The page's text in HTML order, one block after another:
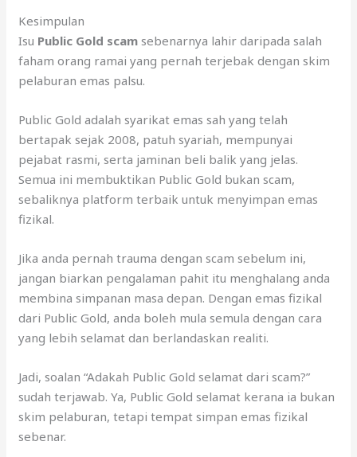
Kesimpulan
Isu Public Gold scam sebenarnya lahir daripada salah
faham orang ramai yang pernah terjebak dengan skim
pelaburan emas palsu.
Public Gold adalah syarikat emas sah yang telah
bertapak sejak 2008, patuh syariah, mempunyai
pejabat rasmi, serta jaminan beli balik yang jelas.
Semua ini membuktikan Public Gold bukan scam,
sebaliknya platform terbaik untuk menyimpan emas
fizikal.
Jika anda pernah trauma dengan scam sebelum ini,
jangan biarkan pengalaman pahit itu menghalang anda
membina simpanan masa depan. Dengan emas fizikal
dari Public Gold, anda boleh mula semula dengan cara
yang lebih selamat dan berlandaskan realiti.
Jadi, soalan “Adakah Public Gold selamat dari scam?”
sudah terjawab. Ya, Public Gold selamat kerana ia bukan
skim pelaburan, tetapi tempat simpan emas fizikal
sebenar.